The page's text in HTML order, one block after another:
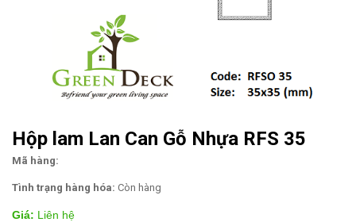
Hộp lam Lan Can Gỗ Nhựa RFS 35
Mã hàng:
Tình trạng hàng hóa: Còn hàng
Giá: Liên hệ